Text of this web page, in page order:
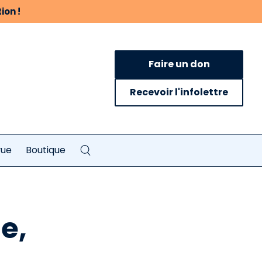
!
Faire un don
Recevoir l'infolettre
Boutique